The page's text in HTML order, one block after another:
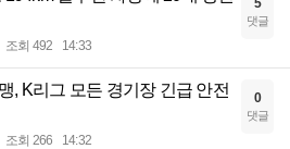
조회 492 14:33
5
댓글
, K리그 모든 경기장 긴급 안전
조회 266 14:32
0
댓글